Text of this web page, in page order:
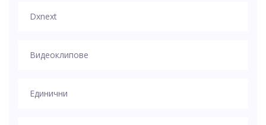
Dxnext
Видеоклипове
Единични